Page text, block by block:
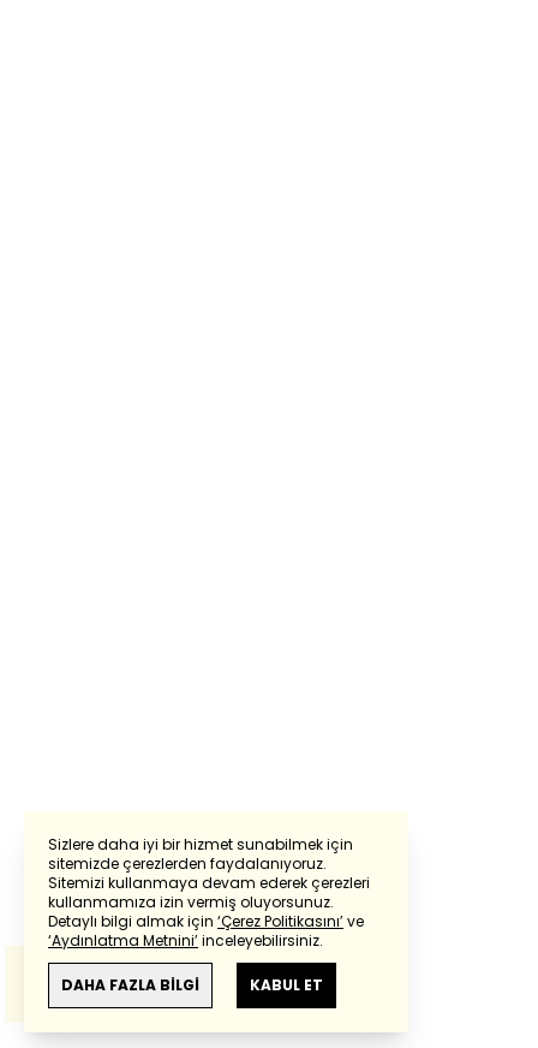
Sizlere daha iyi bir hizmet sunabilmek için
sitemizde çerezlerden faydalanıyoruz.
Sitemizi kullanmaya devam ederek çerezleri
kullanmamıza izin vermiş oluyorsunuz.
Detaylı bilgi almak için ‘Çerez Politikasını’ve
‘Aydınlatma Metnini’inceleyebilirsiniz.
DAHA FAZLA BİLGİ KABUL ET
Powered by Translate
Bu çevirideGoogle Transletekullanılmıştır.
Anlam ve çeviri hatalarından
haberturk.com
sorumlu değildir.